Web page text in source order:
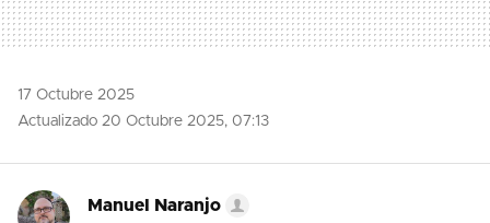
17 Octubre 2025
Actualizado 20 Octubre 2025, 07:13
Manuel Naranjo